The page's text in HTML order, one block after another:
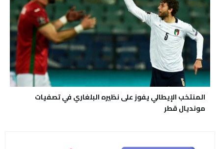
المنتخب الإيطالي يفوز على نظيره البلغاري في تصفيات
مونديال قطر